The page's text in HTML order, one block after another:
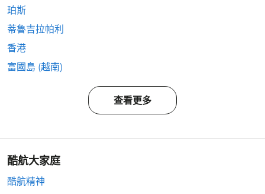
珀斯
蒂魯吉拉帕利
香港
富國島 (越南)
查看更多
酷航大家庭
酷航精神